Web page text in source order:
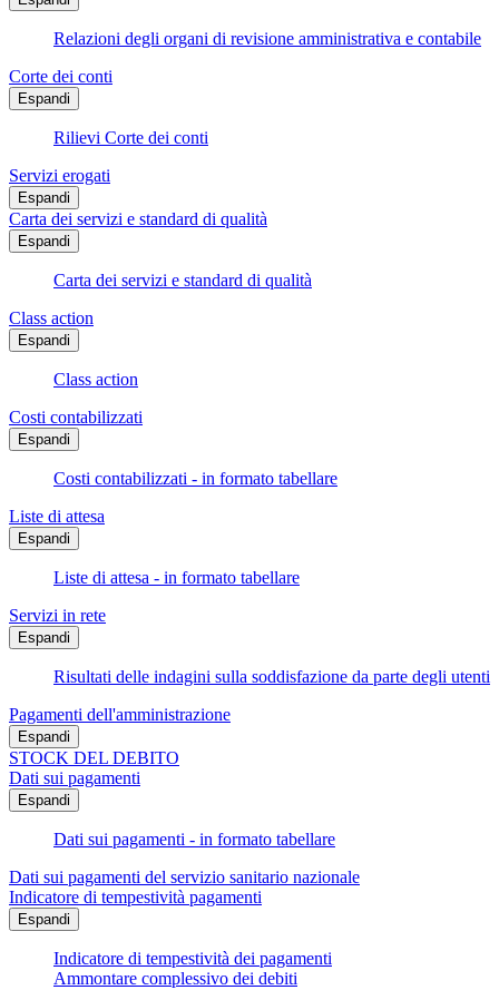
Relazioni degli organi di revisione amministrativa e contabile
Corte dei conti
Espandi
Rilievi Corte dei conti
Servizi erogati
Espandi
Carta dei servizi e standard di qualità
Espandi
Carta dei servizi e standard di qualità
Class action
Espandi
Class action
Costi contabilizzati
Espandi
Costi contabilizzati - in formato tabellare
Liste di attesa
Espandi
Liste di attesa - in formato tabellare
Servizi in rete
Espandi
Risultati delle indagini sulla soddisfazione da parte degli utenti
Pagamenti dell'amministrazione
Espandi
STOCK DEL DEBITO
Dati sui pagamenti
Espandi
Dati sui pagamenti - in formato tabellare
Dati sui pagamenti del servizio sanitario nazionale
Indicatore di tempestività pagamenti
Espandi
Indicatore di tempestività dei pagamenti
Ammontare complessivo dei debiti